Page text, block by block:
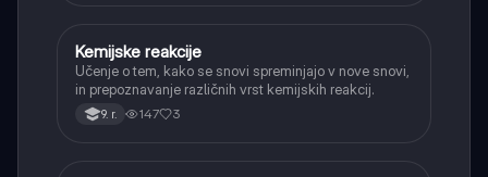
Naravoslovje
Kemijske reakcije
Učenje o tem, kako se snovi spreminjajo v nove snovi,
in prepoznavanje različnih vrst kemijskih reakcij.
9. r. 147 3